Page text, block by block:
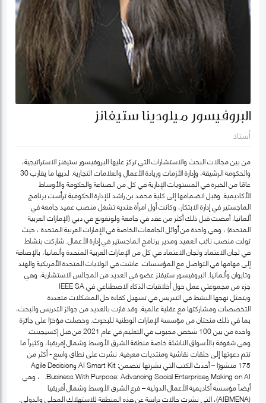
البروفيسور ميلودينا ستيفانز
أستاذ
من بين مجالات البحث والاستشارات التي تركز عليها البروفيسور ستيفنز الاستراتيجية،
والحكومة الرشيقة، وإدارة الأزمات وريادة الأعمال والعلامات التجارية. لديها ما يقارب 30
عامًا من الخبرة في المستويات الإدارية في كل من الصناعة والحكومة والأوساط
الأكاديمية. وقبل انضمامها إلى كلية محمد بن راشد للإدارة الحكومية ترأست برنامج
الماجستير في إدارة الابتكار، وكانت أول امرأة هندية تشغل منصب عميد جامعة في
ألمانيا. أمضت قبل ذلك أكثر من عقد في جامعة ولونغونغ في دبي (الإمارات العربية
المتحدة) ، وهي واحدة من أوائل الجامعات الخاصة في الإمارات العربية المتحدة ، حيث
تولت منصب نائب العميد ومدير برنامج الماجستير في إدارة الأعمال. شاركت بنشاط
في لجان الاعتماد ولجان الاعتماد في كل من الإمارات العربية المتحدة وألمانيا، بالإضافة
إلى مهامها في التواصل مع المؤسسات. عاشت في الولايات المتحدة الأمريكية والهند
وتايوان وألمانيا. البروفيسور ستيفنز عضو في العديد من المجالس الاستشارية، وهي
جزء من مجموعتي عمل حول أخلاقيات الذكاء الاصطناعي في IEEE SA
ويتمثل نهجها النشط في التدريس في تسهيل كفاءة حل المشكلات متعددة
التخصصات ومشاركتها مع عقلية عالمية. وقد فازت بالعديد من جوائز التدريس والبحث،
بما في ذلك منحتان من مؤسسة الإمارات الوطنية للبحوث. وحصلت مؤخرًا على جائزة
واحدة من بين 100 شخص محبوب في التعليم في عام 2021 من قبل إكسيجينت.
وهي شغوفة بالأسواق الناشئة خاصة منطقة الشرق الأوسط وشمال إفريقيا، وكثيراً ما
تتم دعوتها إلى حلقات نقاشية ومنتديات معرفية. نشرت على نطاق واسع - أكثر من
175 منشورًا – أحدث الكتب التي نشرتها تتضمن: AI Smart Kit وAgile Decision
Making on AI وBusiness With Purpose: Advancing Social Enterprise. ، وهي
أيضاً مؤسسة أكاديمية الأعمال الدولية – فرع الشرق الأوسط وشمال أفريقيا
(AIBMENA)، التي نشرت حالات دراسة عن هذه المنطقة للاستهلاك المحلي والدولي.